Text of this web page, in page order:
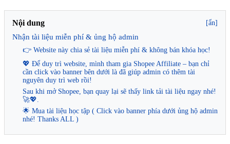
Nội dung [ẩn]
Nhận tài liệu miễn phí & ủng hộ admin
👉 Website này chia sẻ tài liệu miễn phí & không bán khóa học!
💖 Để duy trì website, mình tham gia Shopee Affiliate – bạn chỉ
cần click vào banner bên dưới là đã giúp admin có thêm tài
nguyên duy trì web rồi!
Sau khi mở Shopee, bạn quay lại sẽ thấy link tải tài liệu ngay nhé!
🚀💖.
🌟 Mua tài liệu học tập ( Click vào banner phía dưới ủng hộ admin
nhé! Thanks ALL )